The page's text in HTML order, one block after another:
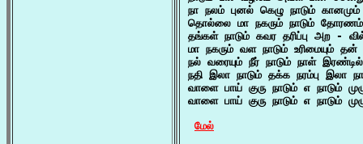
நா நலம் புனல் கெழு நாடும்
தொல்லை மா நகரும் நாடும்
தங்கள் நாடும் கவர தரிப்பு அற -
மா நகரும் வள நாடும் உரிமையும்
நல் வரையும் நீர் நாடும் நாள்
நதி இலா நாடும் தக்க நரம்பு இலா
வாளை பாய் குரு நாடும் எ நாடும்
வாளை பாய் குரு நாடும் எ நாடும்
மேல்